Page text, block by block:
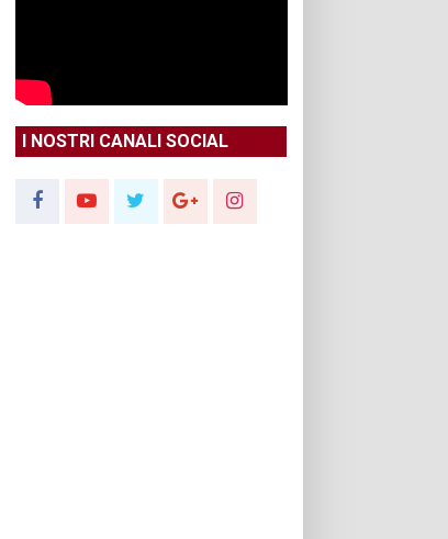
I NOSTRI CANALI SOCIAL